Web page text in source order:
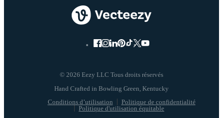
© 2026 Eezy LLC Tous droits réservés
Conditions d’utilisation
Politique de confidentialité
Politique d'utilisation équitable